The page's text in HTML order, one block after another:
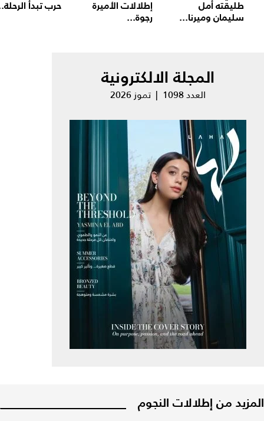
طليقته أمل
سليمان وميرنا...
إطلالات الأميرة
رجوة...
حرب تبدأ
المجلة الالكترونية
العدد 1098 | تموز 2026
المزيد من إطلالات النجوم